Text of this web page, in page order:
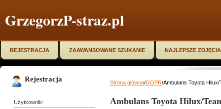
GrzegorzP-straz.pl
REJESTRACJA ZAAWANSOWANE SZUKANIE NAJLEPSZE ZDJĘCIA
Rejestracja
Użytkownik:
Strona główna/GOPR/Ambulans Toyota
Ambulans Toyota Hilux/